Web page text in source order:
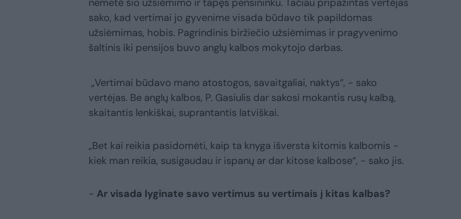
nemetė šio užsiėmimo ir tapęs pensininku. Tačiau pripažintas vertėjas
sako, kad vertimai jo gyvenime visada būdavo tik papildomas
užsiėmimas, hobis. Pagrindinis biržiečio užsiėmimas ir pragyvenimo
šaltinis iki pensijos buvo anglų kalbos mokytojo darbas.
„Vertimai būdavo mano atostogos, savaitgaliai, naktys“, - sako
vertėjas. Be anglų kalbos, P. Gasiulis dar sakosi mokantis rusų kalbą,
skaitantis lenkiškai, suprantantis latviškai.
„Bet kai reikia pasidomėti, kaip ta knyga išversta kitomis kalbomis -
kiek man reikia, susigaudau ir ispanų ar dar kitose kalbose“, - sako jis.
- Ar visada lyginate savo vertimus su vertimais į kitas kalbas?